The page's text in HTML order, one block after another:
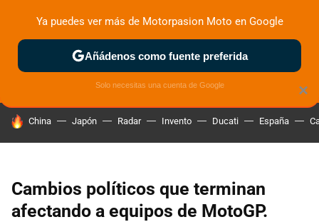
ZONA DE PRUEBAS DEPORTIVAS MOTOS ELÉCTRICAS
HOY SE HABLA DE
China Japón Radar Invento Ducati España
Cambios políticos que terminan
afectando a equipos de MotoGP.
×
Ya puedes ver más de Motorpasion Moto en Google
Añádenos como fuente preferida
Solo necesitas una cuenta de Google